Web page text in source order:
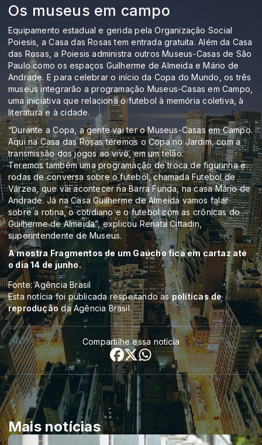
Os museus em campo
Equipamento estadual e gerida pela Organização Social
Poiesis, a Casa das Rosas tem entrada gratuita. Além da Casa
das Rosas, a Poiesis administra outros Museus-Casas de São
Paulo como os espaços Guilherme de Almeida e Mário de
Andrade. E para celebrar o início da Copa do Mundo, os três
museus integrarão a programação Museus-Casas em Campo,
uma iniciativa que relaciona o futebol à memória coletiva, à
literatura e à cidade.
“Durante a Copa, a gente vai ter o Museus-Casas em Campo.
Aqui na Casa das Rosas teremos o Copa no Jardim, com a
transmissão dos jogos ao vivo, em um telão.
Teremos também uma programação de troca de figurinha e
rodas de conversa sobre o futebol, chamada Futebol de
Várzea, que vai acontecer na Barra Funda, na casa Mário de
Andrade. Já na Casa Guilherme de Almeida vamos falar
sobre a rotina, o cotidiano e o futebol com as crônicas do
Guilherme de Almeida”, explicou Renata Cittadin,
superintendente de Museus.
A mostra Fragmentos de um Gaúcho fica em cartaz até
o dia 14 de junho.
Fonte: Agência Brasil
Esta notícia foi publicada respeitando as políticas de
reprodução da Agência Brasil.
Compartilhe essa notícia
Mais notícias